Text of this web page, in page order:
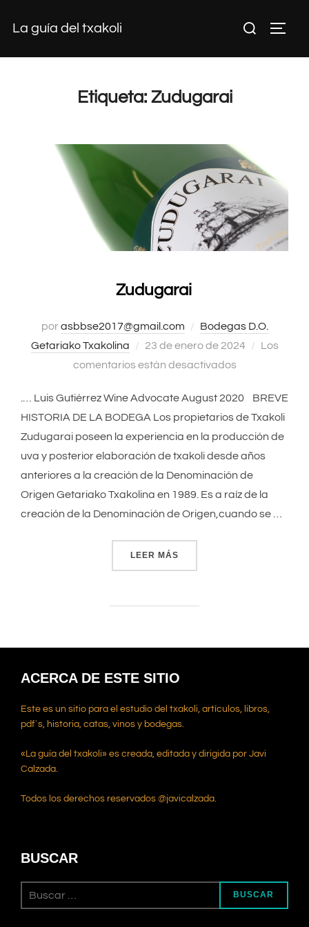
La guía del txakoli Buscar:
Etiqueta: Zudugarai
Zudugarai
porasbbse2017@gmail.com
Bodegas D.O.
Getariako Txakolina
Publicado
el
23 de enero de 2024
Los
comentarios están desactivados
.… Luis Gutiérrez Wine Advocate August 2020 BREVE
HISTORIA DE LA BODEGA Los propietarios de Txakoli
Zudugarai poseen la experiencia en la producción de
uva y posterior elaboración de txakoli desde años
anteriores a la creación de la Denominación de
Origen Getariako Txakolina en 1989. Es a raíz de la
creación de la Denominación de Origen,cuando se …
LEER MÁS
ACERCA DE ESTE SITIO
Este es un sitio para el estudio del txakoli, artículos, libros,
pdf`s, historia, catas, vinos y bodegas.
«La guía del txakoli» es creada, editada y dirigida por Javi
Calzada.
Todos los derechos reservados @javicalzada.
BUSCAR
BUSCAR